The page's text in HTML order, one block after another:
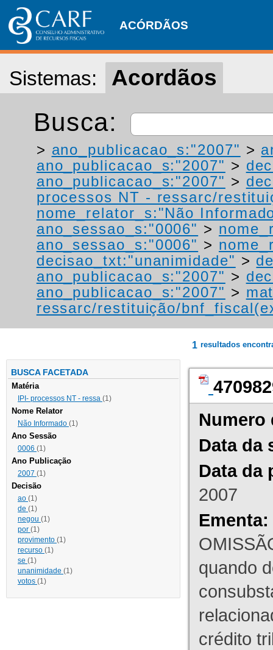
ACÓRDÃOS
Sistemas: Acordãos
Busca:
> ano_publicacao_s:"2007" >
ano_publicacao_s:"2007" >
ano_publicacao_s:"2007" >
processos NT - ressarc/
nome_relator_s:"Não
ano_sessao_s:"0006" >
ano_sessao_s:"0006" >
decisao_txt:"unanimidade" >
ano_publicacao_s:"2007" >
ano_publicacao_s:"2007" >
ressarc/restituição/
BUSCA FACETADA
Matéria
IPI- processos NT - ressa (1)
Nome Relator
Não Informado (1)
Ano Sessão
0006 (1)
Ano Publicação
2007 (1)
Decisão
ao (1)
de (1)
negou (1)
por (1)
provimento (1)
recurso (1)
se (1)
unanimidade (1)
votos (1)
1 resultados
Numero
Data da
Data da
2007
Ementa:
quando
crédito